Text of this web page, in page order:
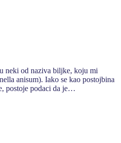
neki od naziva biljke, koju mi
anisum). Iako se kao postojbina
postoje podaci da je…